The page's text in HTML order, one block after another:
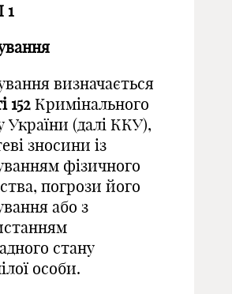
1
визначається
152Кримінального
України (далі ККУ),
зносини із
фізичного
погрози його
або з
стану
особи.